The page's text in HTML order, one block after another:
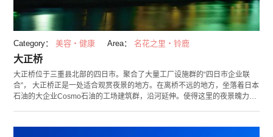
Category： 美容・健康 Area： 名花之里・铃鹿
大正桥
大正桥位于三重县北部的四日市。聚合了大量工厂设施群的“四日市企业联
合”， 大正桥正是一处适合观赏夜景的地方。在离桥不远的地方，坐落着日本
石油的大企业Cosmo石油的工场建筑群，沿河延伸。使得这里的夜景魄力十
的距离非常近，使其成为了一处可以用手机和相机等取景的人气摄影地。 眺